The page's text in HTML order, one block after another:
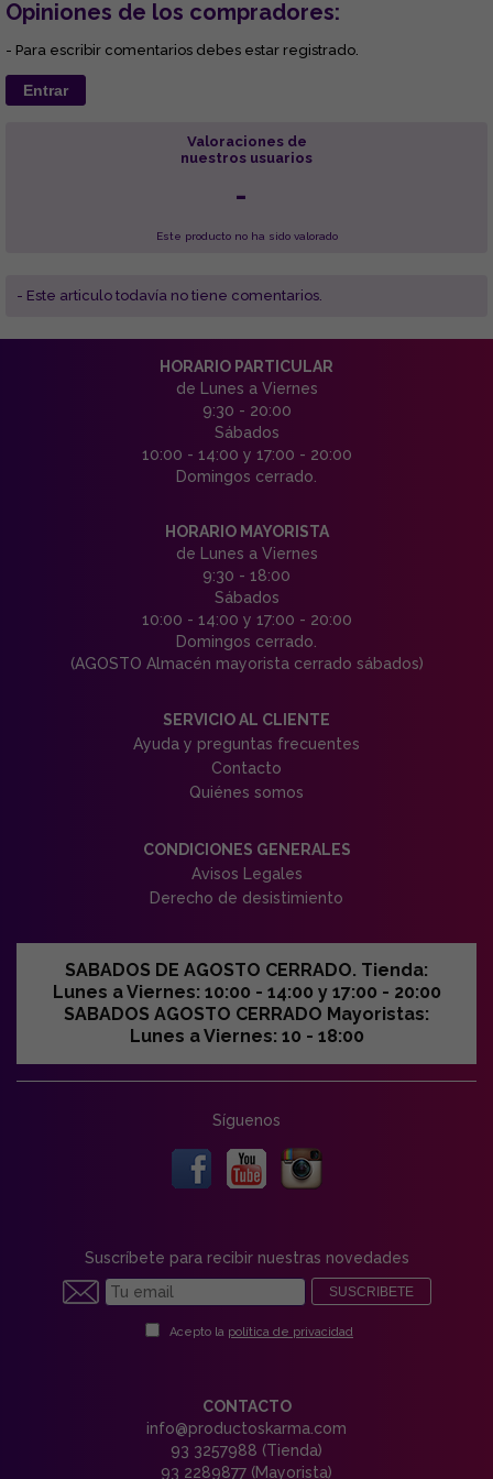
Opiniones de los compradores:
- Para escribir comentarios debes estar registrado.
Entrar
Valoraciones de
nuestros usuarios
-
Este producto no ha sido valorado
- Este articulo todavía no tiene comentarios.
HORARIO PARTICULAR
de Lunes a Viernes
9:30 - 20:00
Sábados
10:00 - 14:00 y 17:00 - 20:00
Domingos cerrado.
HORARIO MAYORISTA
de Lunes a Viernes
9:30 - 18:00
Sábados
10:00 - 14:00 y 17:00 - 20:00
Domingos cerrado.
(AGOSTO Almacén mayorista cerrado sábados)
SERVICIO AL CLIENTE
Ayuda y preguntas frecuentes
Contacto
Quiénes somos
CONDICIONES GENERALES
Avisos Legales
Derecho de desistimiento
SABADOS DE AGOSTO CERRADO. Tienda:
Lunes a Viernes: 10:00 - 14:00 y 17:00 - 20:00
SABADOS AGOSTO CERRADO Mayoristas:
Lunes a Viernes: 10 - 18:00
Síguenos
Suscríbete para recibir nuestras novedades
SUSCRIBETE
Acepto la política de privacidad
CONTACTO
info@productoskarma.com
93 3257988 (Tienda)
93 2289877 (Mayorista)